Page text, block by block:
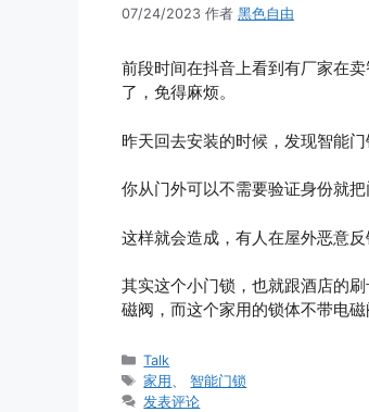
07/24/2023 作者 黑色自由
前段时间在抖音上看到有厂家在
了，免得麻烦。
昨天回去安装的时候，发现智能门
你从门外可以不需要验证身份就
这样就会造成，有人在屋外恶意
其实这个小门锁，也就跟酒店的
磁阀，而这个家用的锁体不带电磁
分
类
Talk
标
签
家用 、智能门锁
发表评论